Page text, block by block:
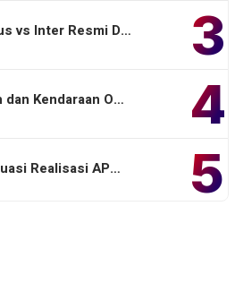
3
vs Inter Resmi D…
4
dan Kendaraan O…
5
Realisasi AP…